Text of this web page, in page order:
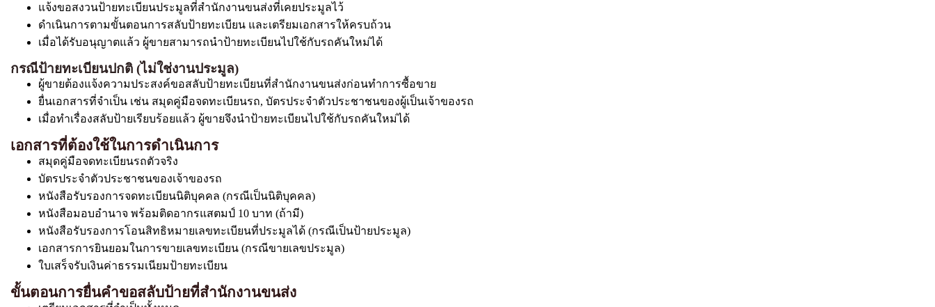
แจ้งขอสงวนป้ายทะเบียนประมูลที่สำนักงานขนส่งที่เคยประมูลไว้
ดำเนินการตามขั้นตอนการสลับป้ายทะเบียน และเตรียมเอกสารให้ครบถ้วน
เมื่อได้รับอนุญาตแล้ว ผู้ขายสามารถนำป้ายทะเบียนไปใช้กับรถคันใหม่ได้
กรณีป้ายทะเบียนปกติ (ไม่ใช่งานประมูล)
ผู้ขายต้องแจ้งความประสงค์ขอสลับป้ายทะเบียนที่สำนักงานขนส่งก่อนทำการซื้อขาย
ยื่นเอกสารที่จำเป็น เช่น สมุดคู่มือจดทะเบียนรถ, บัตรประจำตัวประชาชนของผู้เป็นเจ้าของรถ
เมื่อทำเรื่องสลับป้ายเรียบร้อยแล้ว ผู้ขายจึงนำป้ายทะเบียนไปใช้กับรถคันใหม่ได้
เอกสารที่ต้องใช้ในการดำเนินการ
สมุดคู่มือจดทะเบียนรถตัวจริง
บัตรประจำตัวประชาชนของเจ้าของรถ
หนังสือรับรองการจดทะเบียนนิติบุคคล (กรณีเป็นนิติบุคคล)
หนังสือมอบอำนาจ พร้อมติดอากรแสตมป์ 10 บาท (ถ้ามี)
หนังสือรับรองการโอนสิทธิหมายเลขทะเบียนที่ประมูลได้ (กรณีเป็นป้ายประมูล)
เอกสารการยินยอมในการขายเลขทะเบียน (กรณีขายเลขประมูล)
ใบเสร็จรับเงินค่าธรรมเนียมป้ายทะเบียน
ขั้นตอนการยื่นคำขอสลับป้ายที่สำนักงานขนส่ง